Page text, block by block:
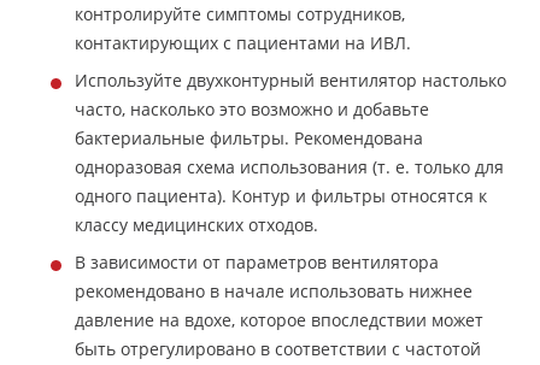
контролируйте симптомы сотрудников,
контактирующих с пациентами на ИВЛ.
Используйте двухконтурный вентилятор настолько
часто, насколько это возможно и добавьте
бактериальные фильтры. Рекомендована
одноразовая схема использования (т. е. только для
одного пациента). Контур и фильтры относятся к
классу медицинских отходов.
В зависимости от параметров вентилятора
рекомендовано в начале использовать нижнее
давление на вдохе, которое впоследствии может
быть отрегулировано в соответствии с частотой